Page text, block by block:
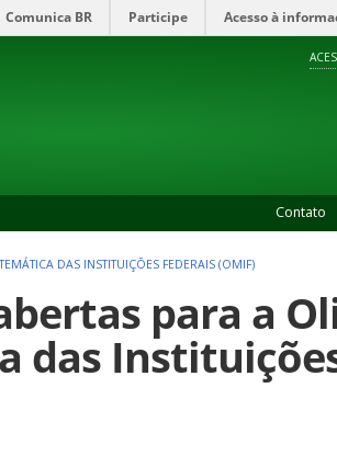
Comunica BR Participe Acesso à
Contato
DAS INSTITUIÇÕES FEDERAIS (OMIF)
para a
das